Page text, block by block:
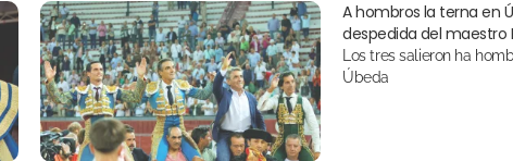
A hombros la terna en
despedida del maestro
Los tres salieron ha hombros del coso de
Úbeda